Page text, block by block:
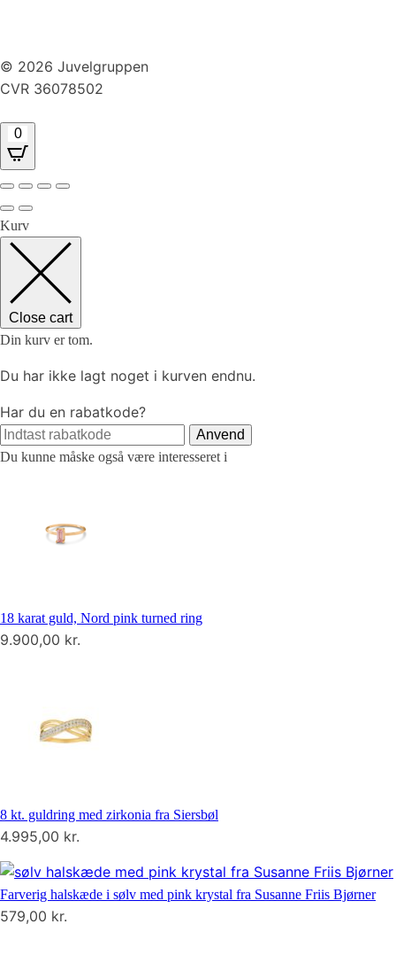
© 2026 Juvelgruppen
CVR 36078502
0
Kurv
Close cart
Din kurv er tom.
Du har ikke lagt noget i kurven endnu.
Har du en rabatkode?
Anvend
Du kunne måske også være interesseret i
18 karat guld, Nord pink turned ring
9.900,00 kr.
8 kt. guldring med zirkonia fra Siersbøl
4.995,00 kr.
Farverig halskæde i sølv med pink krystal fra Susanne Friis Bjørner
579,00 kr.